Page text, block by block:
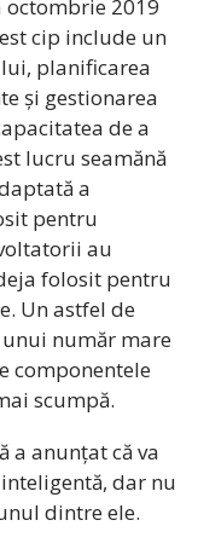
2019
cip include un
planificarea
și gestionarea
de a
lucru seamănă
a
pentru
au
folosit pentru
Un astfel de
număr mare
componentele
scumpă.
a anunțat că va
dar nu
dintre ele.